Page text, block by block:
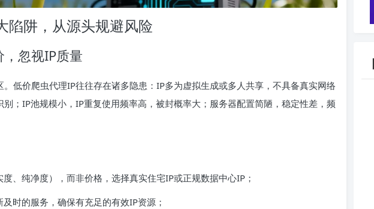
陷阱，从源头规避风险
忽视IP质量
低价爬虫代理IP往往存在诸多隐患：IP多为虚拟生成或多人共享，不具备真实网络
别；IP池规模小，IP重复使用频率高，被封概率大；服务器配置简陋，稳定性差，频
、纯净度），而非价格，选择真实住宅IP或正规数据中心IP；
时的服务，确保有充足的有效IP资源；